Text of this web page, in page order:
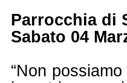
Parrocchia di
Sabato 04
“Non